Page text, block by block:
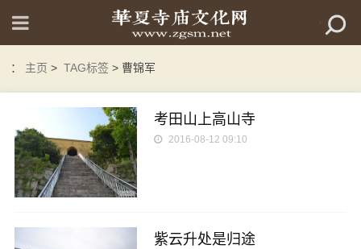
： 主页 > TAG标签 > 曹锦军
考田山上高山寺
2016-08-12 09:10
紫云升处是归途